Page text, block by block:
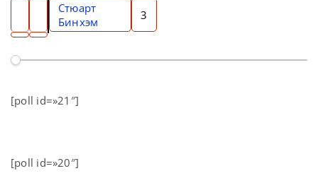
Стюарт
Бинхэм
3
[poll id=»21″]
[poll id=»20″]